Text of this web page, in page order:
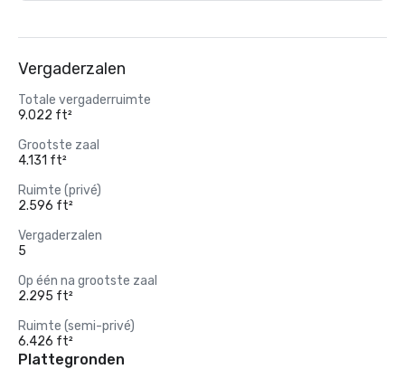
Vergaderzalen
Totale vergaderruimte
9.022 ft²
Grootste zaal
4.131 ft²
Ruimte (privé)
2.596 ft²
Vergaderzalen
5
Op één na grootste zaal
2.295 ft²
Ruimte (semi-privé)
6.426 ft²
Plattegronden